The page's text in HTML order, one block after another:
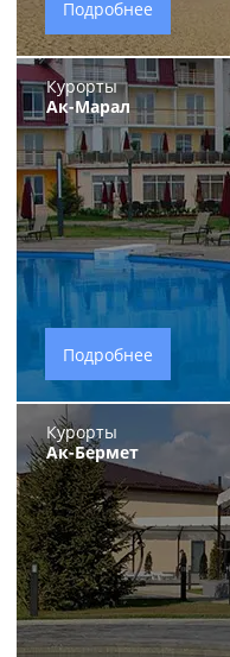
Подробнее
Курорты
Ак-Марал
Подробнее
Курорты
Ак-Бермет